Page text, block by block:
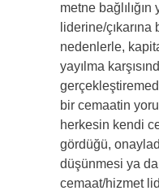
metne
liderine/çıkarına
nedenlerle,
yayılma
bir cemaatin
herkesin kendi
gördüğü,
düşünmesi ya
cemaat/hizmet